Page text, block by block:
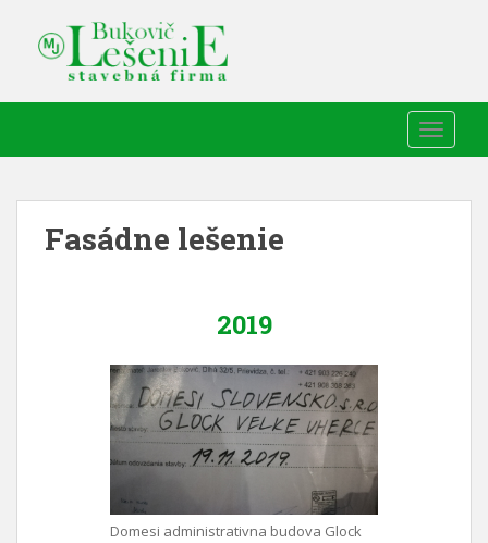
Fasádne lešenie
2019
Domesi administrativna budova Glock